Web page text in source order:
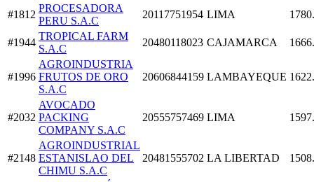
#1812
PROCESADORA
PERU S.A.C
20117751954 LIMA
#1944
TROPICAL FARM
S.A.C
20480118023 CAJAMARCA
#1996
AGROINDUSTRIA
FRUTOS DE ORO
S.A.C
20606844159 LAMBAYEQUE
#2032
AVOCADO
PACKING
COMPANY S.A.C
20555757469 LIMA
#2148
AGROINDUSTRIAL
ESTANISLAO DEL
CHIMU S.A.C
20481555702 LA LIBERTAD